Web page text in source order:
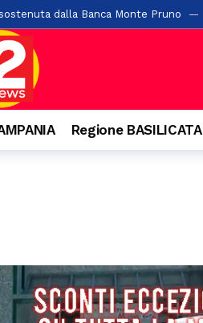
dalla Banca Monte Pruno
Agropoli
a Castellabate
nel Vallo di Diano
Regione BASILICATA